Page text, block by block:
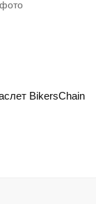
BikersChain